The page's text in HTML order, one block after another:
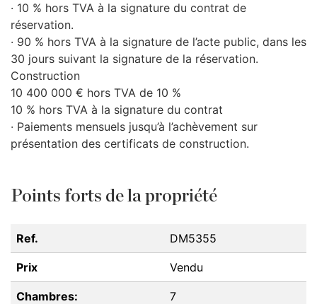
· 10 % hors TVA à la signature du contrat de
réservation.
· 90 % hors TVA à la signature de l’acte public, dans les
30 jours suivant la signature de la réservation.
Construction
10 400 000 € hors TVA de 10 %
10 % hors TVA à la signature du contrat
· Paiements mensuels jusqu’à l’achèvement sur
présentation des certificats de construction.
Points forts de la propriété
Ref. DM5355
Prix Vendu
Chambres: 7